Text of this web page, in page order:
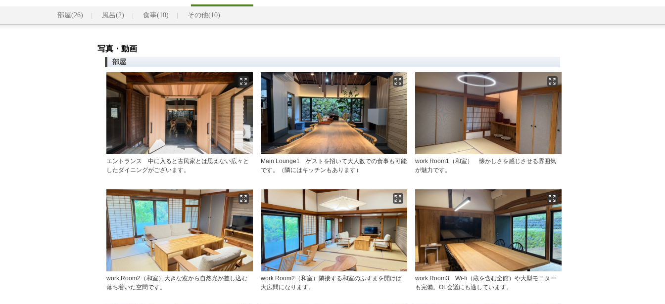
部屋(26) 風呂(2) 食事(10) その他(10)
写真・動画
部屋
エントランス 中に入ると古民家とは思えない広々と
したダイニングがございます。
Main Lounge1 ゲストを招いて大人数での食事も可能
です。（隣にはキッチンもあります）
work Room1（和室） 懐かしさを感じさせる雰囲気
が魅力です。
work Room2（和室）大きな窓から自然光が差し込む
落ち着いた空間です。
work Room2（和室）隣接する和室のふすまを開けば
大広間になります。
work Room3 Wi-fi（蔵を含む全館）や大型モニター
も完備。OL会議にも適しています。